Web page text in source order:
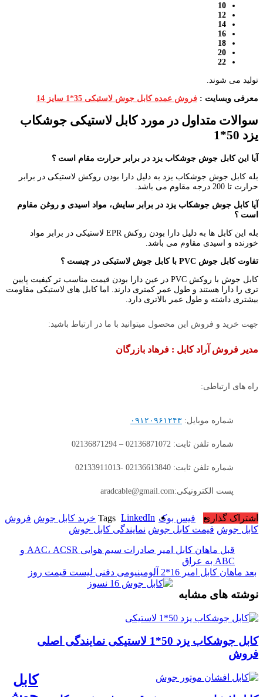
10
12
14
16
18
20
22
تولید می شوند.
معرفی وبسایت : فروش عمده کابل جوش لاستیکی 35*1 سایز 14
سوالات متداول در مورد کابل لاستیکی جوشکاب
یزد 50*1
آیا این کابل جوش جوشکاب یزد در برابر حرارت مقام است ؟
بله کابل جوش جوشکاب یزد به دلیل دارا بودن روکش لاستیکی در برابر
حرارت تا 200 درجه مقاوم می باشد.
آیا کابل جوش جوشکاب یزد در برابر سایش، مواد اسیدی و روغن مقاوم
است ؟
بله این کابل ها به دلیل دارا بودن روکش EPR لاستیکی در برابر مواد
خورنده و اسیدی مقاوم می باشد.
تفاوت کابل جوش PVC با کابل جوش لاستیکی در چیست ؟
کابل جوش با روکش PVC در عین دارا بودن قیمت مناسب تر کیفیت پایین
تری را دارا هستند و طول عمر کمتری دارند. اما کابل های لاستیکی مقاومت
بیشتری داشته و طول عمر بالاتری دارد.
جهت خرید و فروش این محصول میتوانید با ما در ارتباط باشید:
مدیر فروش آراد کابل : فرهاد بازرگان
راه های ارتباطی:
شماره موبایل: ۰۹۱۲۰۹۶۱۲۴۳
شماره تلفن ثابت: 02136871072 – 02136871294
شماره تلفن ثابت: 02136613840 -02133911013
پست الکترونیکی:aradcable@gmail.com
اشتراک گذاری فیس بوک LinkedIn
Tags خرید کابل جوش فروش
کابل جوش قیمت کابل جوش نمایندگی کابل جوش
قبل
ماهان کابل امیر صادرات سیم هوایی AAC، ACSR و
ABC به عراق
بعد ماهان کابل امیر 16*2 آلومینیومی دفنی لیست قیمت روز
نوشته های مشابه
کابل جوشکاب یزد 50*1 لاستیکی نمایندگی اصلی
فروش
کابل